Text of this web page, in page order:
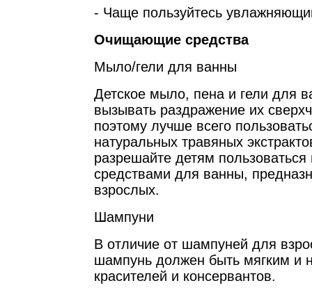
- Чаще пользуйтесь
Очищающие средства
Мыло/гели для ванны
Детское мыло, пена и гели для
вызывать раздражение их
поэтому лучше всего
натуральных травяных
разрешайте детям
средствами для ванны,
взрослых.
Шампуни
В отличие от шампуней для
шампунь должен быть мягким и
красителей и консервантов.